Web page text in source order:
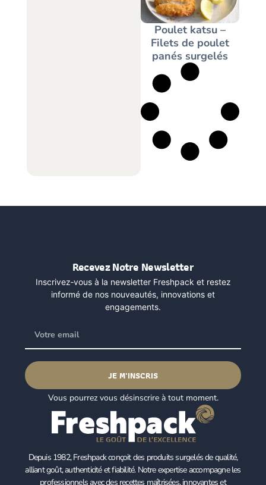
Poulet katsu –
Filets de poulet
panés surgelés
Recevez Notre Newsletter
Inscrivez‑vous à la newsletter Freshpack et restez
informé de nos nouveautés, innovations et
engagements.
JE M'INSCRIS
Vous pourrez vous désinscrire à tout moment.
Depuis 1982, Freshpack conçoit des produits surgelés de qualité,
alliant goût, authenticité et fiabilité. Notre expertise accompagne les
professionnels avec des recettes maîtrisées, innovantes et